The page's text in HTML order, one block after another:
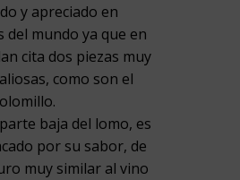
y apreciado en
del mundo ya que en
cita dos piezas muy
como son el
baja del lomo, es
por su sabor, de
muy similar al vino